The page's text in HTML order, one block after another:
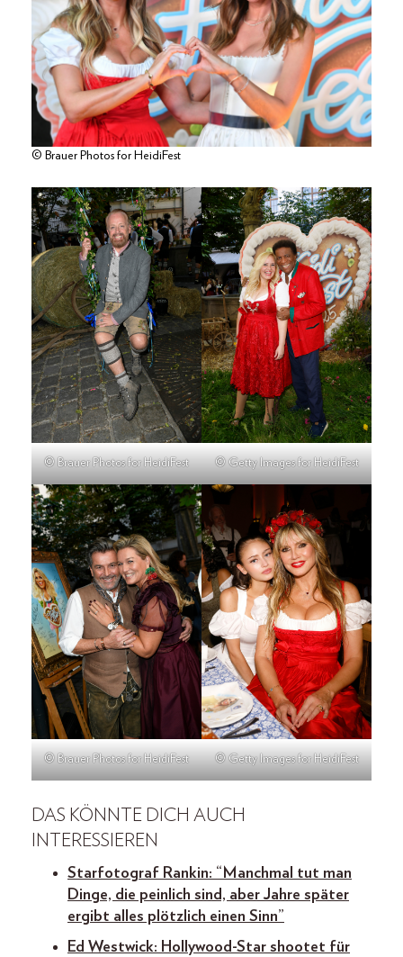
© Brauer Photos for HeidiFest
© Brauer Photos for HeidiFest © Getty Images for HeidiFest
© Brauer Photos for HeidiFest © Getty Images for HeidiFest
DAS KÖNNTE DICH AUCH
INTERESSIEREN
Starfotograf Rankin: “Manchmal tut man
Dinge, die peinlich sind, aber Jahre später
ergibt alles plötzlich einen Sinn”
Ed Westwick: Hollywood-Star shootet für